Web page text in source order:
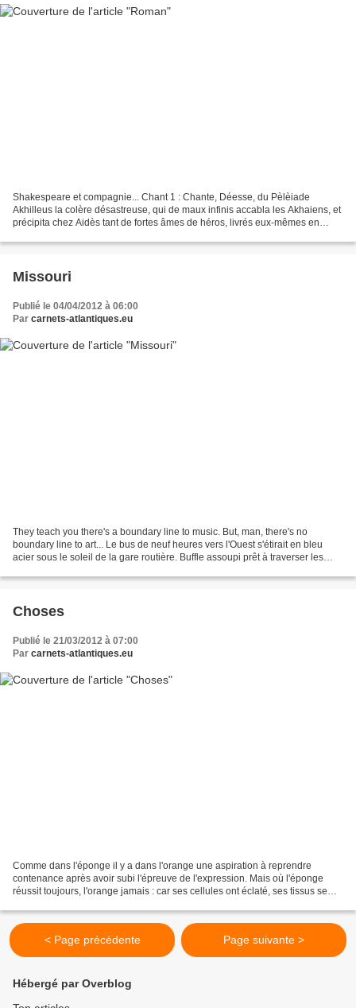
Shakespeare et compagnie... Chant 1 : Chante, Déesse, du Pèlèiade
Akhilleus la colère désastreuse, qui de maux infinis accabla les Akhaiens, et
précipita chez Aidès tant de fortes âmes de héros, livrés eux-mêmes en
Missouri
Publié le 04/04/2012 à 06:00
Par carnets-atlantiques.eu
They teach you there's a boundary line to music. But, man, there's no
boundary line to art... Le bus de neuf heures vers l'Ouest s'étirait en bleu
acier sous le soleil de la gare routière. Buffle assoupi prêt à traverser les
Choses
Publié le 21/03/2012 à 07:00
Par carnets-atlantiques.eu
Comme dans l'éponge il y a dans l'orange une aspiration à reprendre
contenance après avoir subi l'épreuve de l'expression. Mais où l'éponge
réussit toujours, l'orange jamais : car ses cellules ont éclaté, ses tissus se
< Page précédente Page suivante >
Hébergé par Overblog